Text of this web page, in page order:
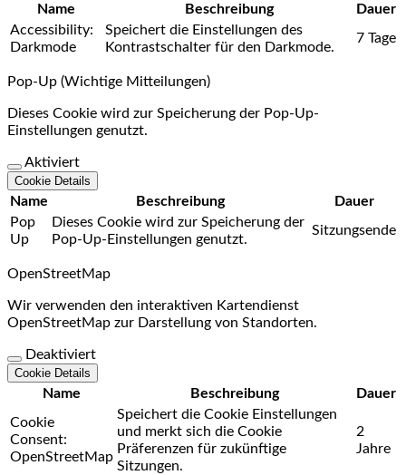
Name Beschreibung
Dauer
Accessibility:
Darkmode
Speichert die Einstellungen des
Kontrastschalter für den Darkmode.
7 Tage
Pop-Up (Wichtige Mitteilungen)
Dieses Cookie wird zur Speicherung der Pop-Up-
Einstellungen genutzt.
Aktiviert
Cookie Details
Name Beschreibung
Dauer
Pop
Up
Dieses Cookie wird zur Speicherung der
Pop-Up-Einstellungen genutzt.
Sitzungsende
OpenStreetMap
Wir verwenden den interaktiven Kartendienst
OpenStreetMap zur Darstellung von Standorten.
Deaktiviert
Cookie Details
Name Beschreibung
Dauer
Cookie
Consent:
OpenStreetMap
Speichert die Cookie Einstellungen
und merkt sich die Cookie
Präferenzen für zukünftige
Sitzungen.
2
Jahre